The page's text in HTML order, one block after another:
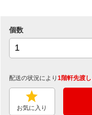
個数
配送の状況により 1階軒先渡し
お気に入り